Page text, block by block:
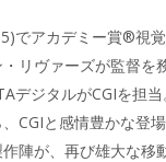
でアカデミー賞®視
リヴァーズが監督を
デジタルがCGIを担
CGIと感情豊かな登
陣が、再び雄大な移